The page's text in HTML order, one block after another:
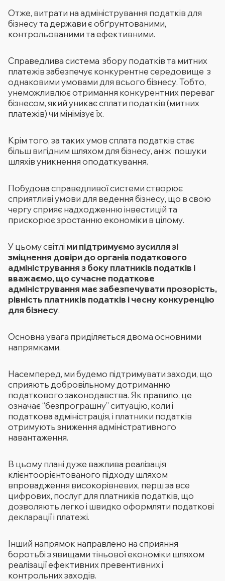
Отже, витрати на адміністрування податків для
бізнесу та держави є обґрунтованими,
контрольованими та ефективними.
Справедлива система збору податків та митних
платежів забезпечує конкурентне середовище з
однаковими умовами для всього бізнесу. Тобто,
унеможливлює отримання конкурентних переваг
бізнесом, який уникає сплати податків (митних
платежів) чи мінімізує їх.
Крім того, за таких умов сплата податків стає
більш вигідним шляхом для бізнесу, аніж пошуки
шляхів уникнення оподаткування.
Побудова справедливої системи cтворює
сприятливі умови для ведення бізнесу, що в свою
чергу сприяє надходженню інвестицій та
прискорює зростанню економіки в цілому.
У цьому світлі ми підтримуємо зусилля зі
зміцнення довіри до органів податкового
адміністрування з боку платників податків і
вважаємо, що сучасне податкове
адміністрування має забезпечувати прозорість,
рівність платників податків і чесну конкуренцію
для бізнесу.
Основна увага приділяється двома основними
напрямками.
Насемперед, ми будемо підтримувати заходи, що
сприяють добровільному дотриманню
податкового законодавства. Як правило, це
означає “безпрограшну” ситуацію, коли і
податкова адміністрація, і платники податків
отримують зниження адміністративного
навантаження.
В цьому плані дуже важлива реалізація
клієнтоорієнтованого підходу шляхом
впровадження високорівневих, перш за все
цифрових, послуг для платників податків, що
дозволяють легко і швидко оформляти податкові
декларації і платежі.
Інший напрямок направлено на сприяння
боротьбі з явищами тіньової економіки шляхом
реалізації ефективних превентивних і
контрольних заходів.